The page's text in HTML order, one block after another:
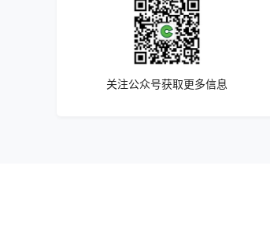
关注公众号获取更多信息